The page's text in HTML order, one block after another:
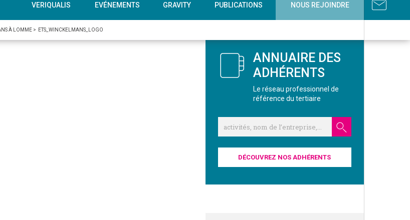
VERIQUALIS EVÉNEMENTS GRAVITY PUBLICATIONS NOUS REJOINDRE
À LOMME > ETS_WINCKELMANS_LOGO
ANNUAIRE DES
ADHÉRENTS
Le réseau professionnel de
référence du tertiaire
DÉCOUVREZ NOS ADHÉRENTS